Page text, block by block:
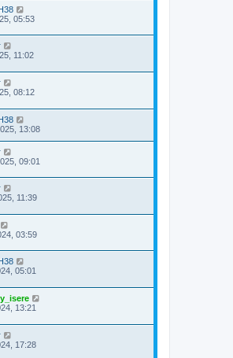
05:53
11:02
08:12
13:08
09:01
11:39
03:59
05:01
13:21
17:28